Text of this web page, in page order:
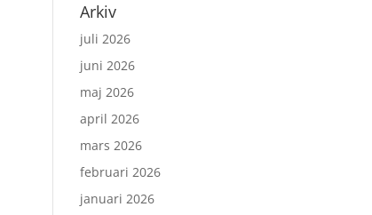
Arkiv
juli 2026
juni 2026
maj 2026
april 2026
mars 2026
februari 2026
januari 2026